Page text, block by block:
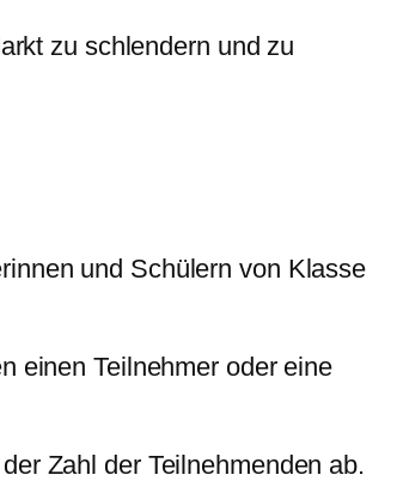
zu schlendern und zu
und Schülern von Klasse
einen Teilnehmer oder eine
Zahl der Teilnehmenden ab.